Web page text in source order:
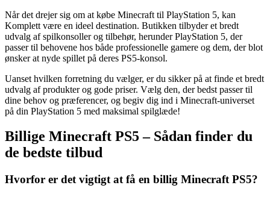
Når det drejer sig om at købe Minecraft til PlayStation 5, kan
Komplett være en ideel destination. Butikken tilbyder et bredt
udvalg af spilkonsoller og tilbehør, herunder PlayStation 5, der
passer til behovene hos både professionelle gamere og dem, der blot
ønsker at nyde spillet på deres PS5-konsol.
Uanset hvilken forretning du vælger, er du sikker på at finde et bredt
udvalg af produkter og gode priser. Vælg den, der bedst passer til
dine behov og præferencer, og begiv dig ind i Minecraft-universet
på din PlayStation 5 med maksimal spilglæde!
Billige Minecraft PS5 – Sådan finder du
de bedste tilbud
Hvorfor er det vigtigt at få en billig Minecraft PS5?